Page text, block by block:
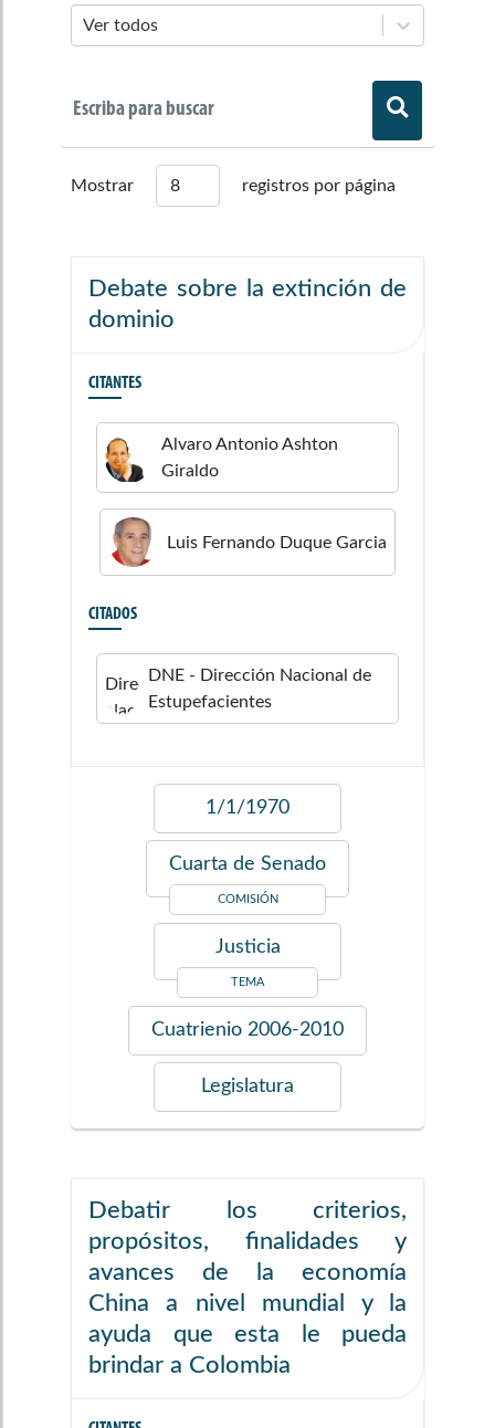
Ver todos
Mostrar registros por página
Debate sobre la extinción de
dominio
CITANTES
Alvaro AntonioAshton
Giraldo
Luis Fernando Duque Garcia
CITADOS
DNE - Dirección Nacional de
Estupefacientes
1/1/1970
Cuarta de Senado
COMISIÓN
Justicia
TEMA
Cuatrienio 2006-2010
Legislatura
Debatir los criterios,
propósitos, finalidades y
avances de la economía
China a nivel mundial y la
ayuda que esta le pueda
brindar a Colombia